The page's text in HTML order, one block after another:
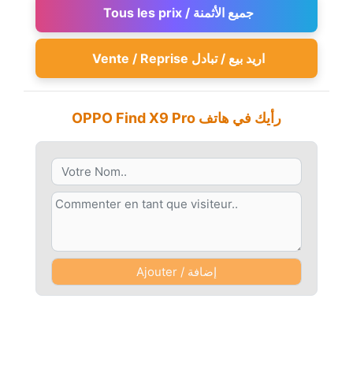
Tous les prix / جميع الأثمنة
Vente / Reprise اريد بيع / تبادل
OPPO Find X9 Pro رأيك في هاتف